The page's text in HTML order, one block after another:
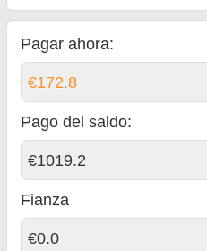
Pagar ahora:
€172.8
Pago del saldo:
€1019.2
Fianza
€0.0